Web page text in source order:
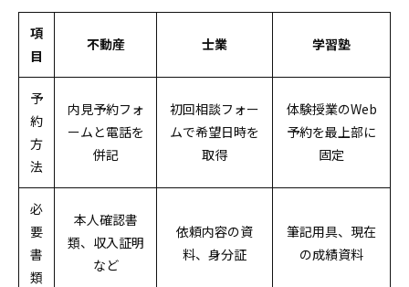
項
目
不動産 士業 学習塾
予
約
方
法
内見予約フォ
ームと電話を
併記
初回相談フォー
ムで希望日時を
取得
体験授業のWeb
予約を最上部に
固定
必
要
書
類
本人確認書
類、収入証明
など
依頼内容の資
料、身分証
筆記用具、現在
の成績資料